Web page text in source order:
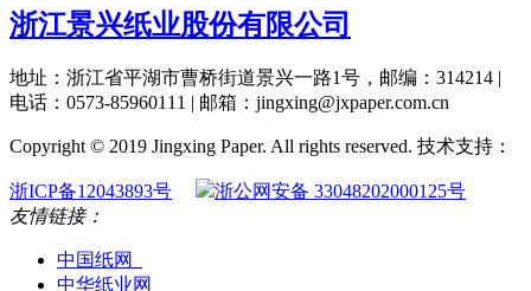
浙江景兴纸业股份有限公司
地址：浙江省平湖市曹桥街道景兴一路1号，邮编：314214 |
电话：0573-85960111 | 邮箱：jingxing@jxpaper.com.cn
Copyright © 2019 Jingxing Paper. All rights reserved. 技术支持：
浙ICP备12043893号
浙公网安备 33048202000125号
友情链接：
中国纸网
中华纸业网